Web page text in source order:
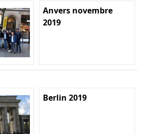
Anvers novembre
2019
Berlin 2019